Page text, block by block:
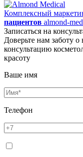
Комплексный
пациентов almond-
Записаться на
Доверьте нам заботу
консультацию
красоту
Ваше имя
Телефон